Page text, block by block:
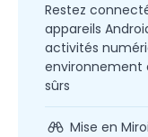
Restez
appareils
activités
environnement
sûrs
Mise en